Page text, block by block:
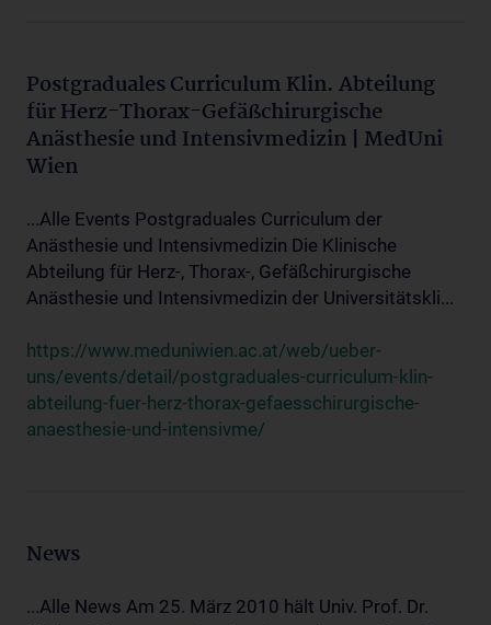
Postgraduales Curriculum Klin. Abteilung
für Herz-Thorax-Gefäßchirurgische
Anästhesie und Intensivmedizin | MedUni
Wien
...Alle Events Postgraduales Curriculum der
Anästhesie und Intensivmedizin Die Klinische
Abteilung für Herz-, Thorax-, Gefäßchirurgische
Anästhesie und Intensivmedizin der Universitätskli...
https://www.meduniwien.ac.at/web/ueber-
uns/events/detail/postgraduales-curriculum-klin-
abteilung-fuer-herz-thorax-gefaesschirurgische-
anaesthesie-und-intensivme/
News
...Alle News Am 25. März 2010 hält Univ. Prof. Dr.